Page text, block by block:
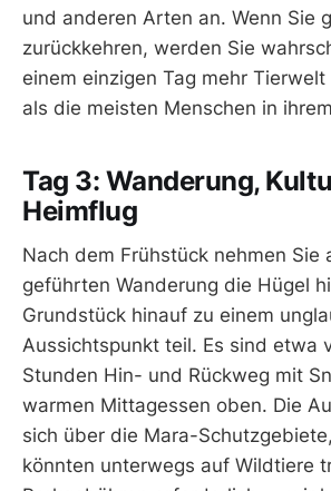
und anderen Arten an. Wenn Sie
zurückkehren, werden Sie
einem einzigen Tag mehr
als die meisten Menschen in
Tag 3: Wanderung,
Heimflug
Nach dem Frühstück nehmen Sie
geführten Wanderung die Hügel
Grundstück hinauf zu einem
Aussichtspunkt teil. Es sind etwa
Stunden Hin- und Rückweg mit
warmen Mittagessen oben. Die
sich über die Mara-
könnten unterwegs auf Wildtiere